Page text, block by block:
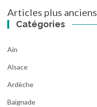
Navigation
des
Articles plus anciens
Catégories
Ain
Alsace
Ardèche
Baignade